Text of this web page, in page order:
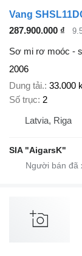
Vang
287.900.000 ₫
Sơ mi rơ moóc -
2006
Dung tải. 33.000
Số trục 2
Latvia, Riga
SIA "AigarsK"